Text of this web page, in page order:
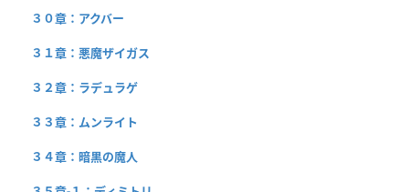
３０章：アクバー
３１章：悪魔ザイガス
３２章：ラデュラゲ
３３章：ムンライト
３４章：暗黒の魔人